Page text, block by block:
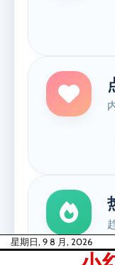
Skip星期日, 9 8 月, 2026